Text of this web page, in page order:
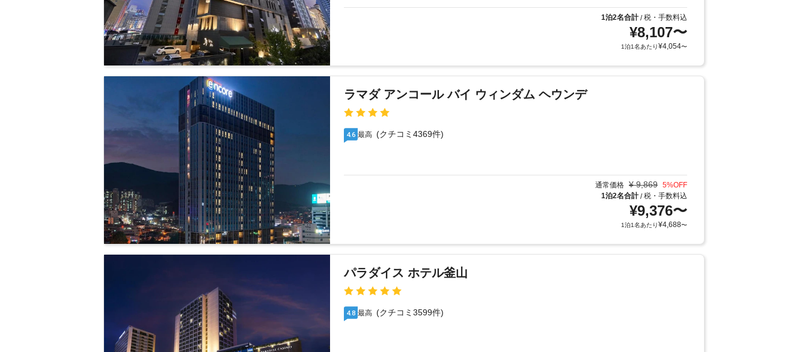
1泊2名合計/税・手数料込
¥8,107〜
1泊1名あたり¥4,054〜
ラマダ アンコール バイ ウィンダム ヘウンデ
4.6 最高 (クチコミ4369件)
通常価格 ¥ 9,869 5%OFF
1泊2名合計/税・手数料込
¥9,376〜
1泊1名あたり¥4,688〜
パラダイス ホテル釜山
4.8 最高 (クチコミ3599件)